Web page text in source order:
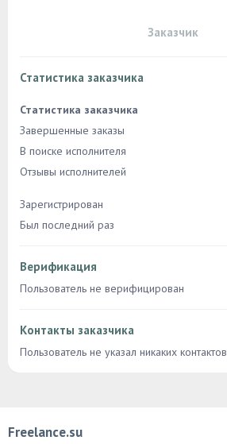
Заказчик
Статистика заказчика
Статистика заказчика
Завершенные заказы
В поиске исполнителя
Отзывы исполнителей
Зарегистрирован
Был последний раз
Верификация
Пользователь не верифицирован
Контакты заказчика
Пользователь не указал никаких контактов
Freelance.su